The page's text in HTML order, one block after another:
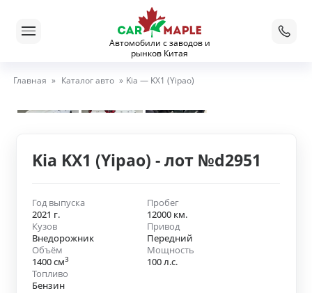
Автомобили с заводов и
рынков Китая
Главная » Каталог авто » Kia — KX1 (Yipao)
Kia KX1 (Yipao) - лот №d2951
Год выпуска
2021 г.
Пробег
12000 км.
Кузов
Внедорожник
Привод
Передний
Объём
1400 см3
Мощность
100 л.с.
Топливо
Бензин